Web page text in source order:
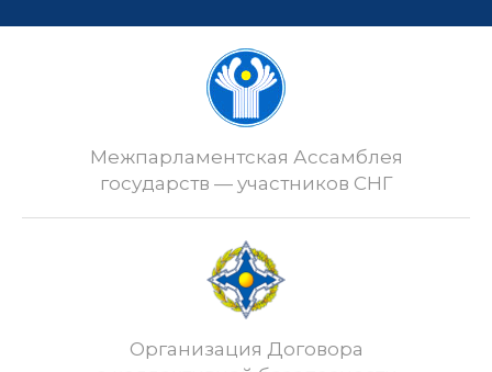
Межпарламентская Ассамблея
государств — участников СНГ
Организация Договора